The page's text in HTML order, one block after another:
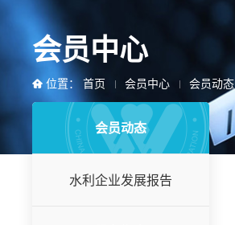
会员中心
位置： 首页 会员中心 会员动态
会员动态
水利企业发展报告